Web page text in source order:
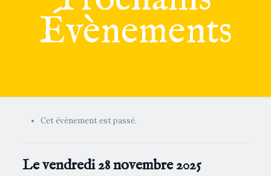
Évènements
Cet évènement est passé.
Le vendredi 28 novembre 2025